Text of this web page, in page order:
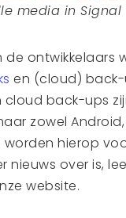
media in Signal
de ontwikkelaars
en (cloud) back-
cloud back-ups
zowel Android,
worden hierop
nieuws over is,
website.